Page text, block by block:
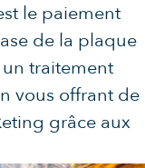
le paiement
de la plaque
traitement
vous offrant de
grâce aux